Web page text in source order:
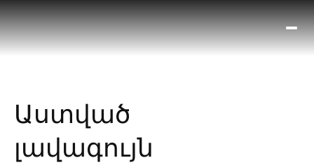
Աստված
լավագույն